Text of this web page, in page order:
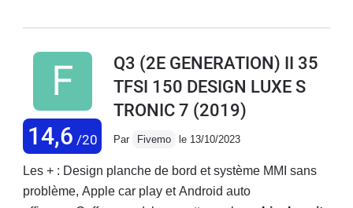
véhicules sont tres proches.Le Q3 est un excellent
l'extérieur.Les materiaux sont de tres bonne qualité,
bien superieurs à ceux du Q2 (que j’avais avant le
Tiguan)Absolument rien a déplorer depuis l’achat:
aucun problème électrique, mécanique ou sur le
mobilier..Etonné aussi des remarques sur les
sifflements aérodynamiques car je ne perçois aucun
bruit de ce type en roulant, juste le bruit quasi
14,6 /20
Q3 (2E GENERATION) II 35
TFSI 150 DESIGN LUXE S
TRONIC 7 (2019)
Par Fivemo le 13/10/2023
Les + : Design planche de bord et système MMI sans
problème, Apple car play et Android auto